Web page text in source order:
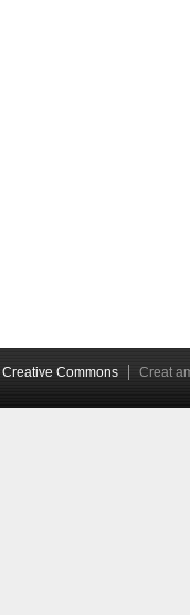
Creative Commons Creat